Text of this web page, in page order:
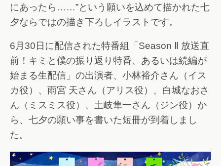
にあったら……”という願いを込めて描かれた七
夕ならではの描き下ろしイラストです。
6月30日に配信された特番組「Season Ⅱ 放送直
前！キミと僕の振り返り特番、あるいは続編が
始まる生配信」の出演者、小林裕介さん（イス
カ役）、雨宮 天さん（アリス役）、白城なおさ
ん（ミスミス役）、土岐隼一さん（ジン役）か
ら、七夕の願い事を書いた短冊が到着しまし
た。